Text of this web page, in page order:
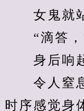
女鬼就站
“滴答，
身后响起
令人窒息
时序感觉身